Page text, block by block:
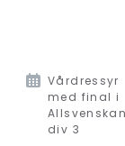
Vårdressyr
med final i
Allsvenskan
div 3